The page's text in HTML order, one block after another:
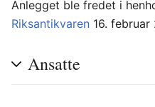
Anlegget ble fredet i
Riksantikvaren 16. februar
Ansatte